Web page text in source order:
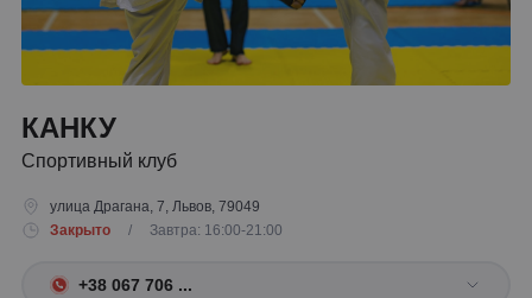
КАНКУ
Спортивный клуб
улица Драгана, 7, Львов, 79049
Закрыто
/ Завтра: 16:00-21:00
+38 067 706 ...